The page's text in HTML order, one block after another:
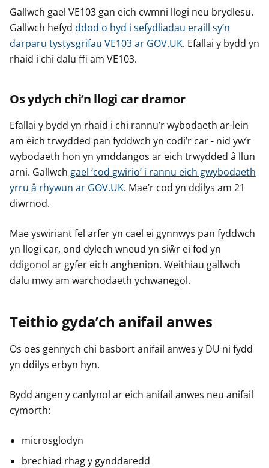
Gallwch gael VE103 gan eich cwmni llogi neu brydlesu.
Gallwch hefyd ddod o hyd i sefydliadau eraill sy’n
darparu tystysgrifau VE103 ar GOV.UK. Efallai y bydd yn
rhaid i chi dalu ffi am VE103.
Os ydych chi’n llogi car dramor
Efallai y bydd yn rhaid i chi rannu’r wybodaeth ar-lein
am eich trwydded pan fyddwch yn codi’r car - nid yw’r
wybodaeth hon yn ymddangos ar eich trwydded â llun
arni. Gallwch gael ‘cod gwirio’ i rannu eich gwybodaeth
yrru â rhywun ar GOV.UK. Mae’r cod yn ddilys am 21
diwrnod.
Mae yswiriant fel arfer yn cael ei gynnwys pan fyddwch
yn llogi car, ond dylech wneud yn siŵr ei fod yn
ddigonol ar gyfer eich anghenion. Weithiau gallwch
dalu mwy am warchodaeth ychwanegol.
Teithio gyda’ch anifail anwes
Os oes gennych chi basbort anifail anwes y DU ni fydd
yn ddilys erbyn hyn.
Bydd angen y canlynol ar eich anifail anwes neu anifail
cymorth:
microsglodyn
brechiad rhag y gynddaredd